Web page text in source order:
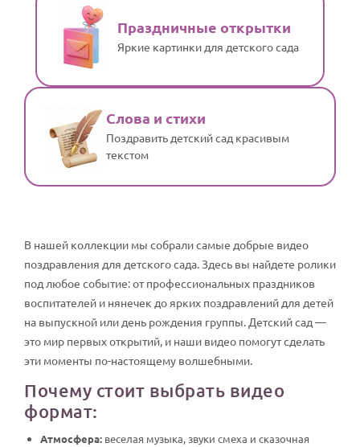
Праздничные открытки
Яркие картинки для детского сада
Слова и стихи
Поздравить детский сад красивым
текстом
В нашей коллекции мы собрали самые добрые видео
поздравления для детского сада. Здесь вы найдете ролики
под любое событие: от профессиональных праздников
воспитателей и нянечек до ярких поздравлений для детей
на выпускной или день рождения группы. Детский сад —
это мир первых открытий, и наши видео помогут сделать
эти моменты по-настоящему волшебными.
Почему стоит выбрать видео
формат:
Атмосфера: веселая музыка, звуки смеха и сказочная